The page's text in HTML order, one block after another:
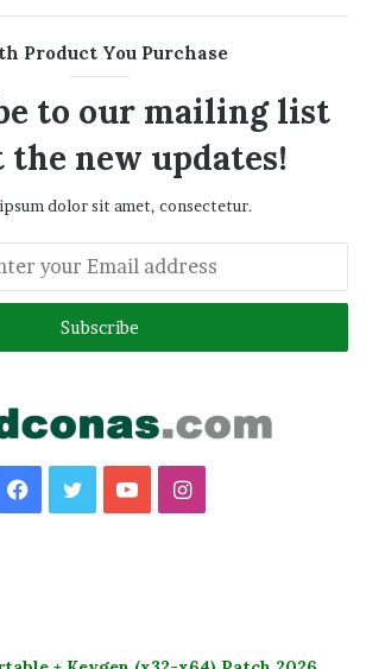
Product You Purchase
to our mailing list
the new updates!
dolor sit amet, consectetur.
Facebook
TwitterYouTubeInstagram